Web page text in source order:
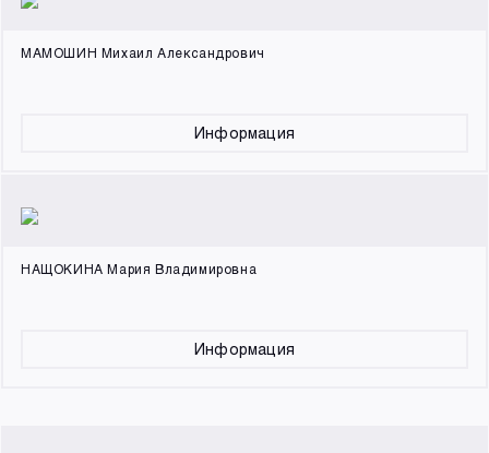
МАМОШИН Михаил Александрович
Информация
НАЩОКИНА Мария Владимировна
Информация